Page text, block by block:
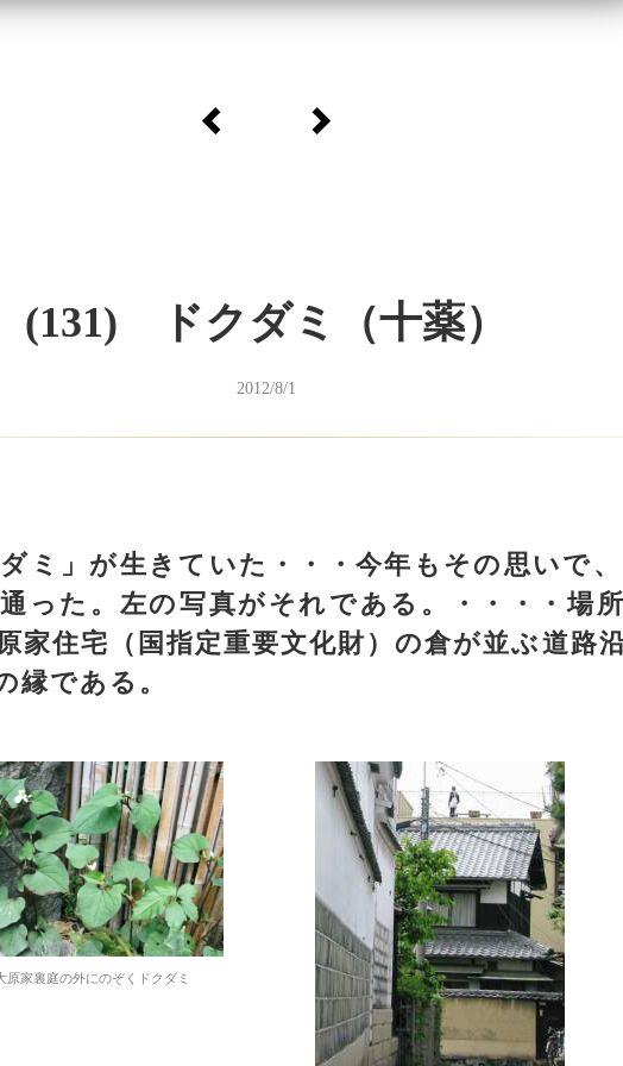
(131) ドクダミ（十薬）
2012/8/1
」が生きていた・・・今年もその思いで、
った。左の写真がそれである。・・・・場
家住宅（国指定重要文化財）の倉が並ぶ道路
縁である。
原家裏庭の外にのぞくドクダミ